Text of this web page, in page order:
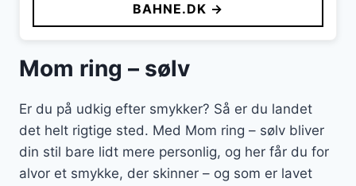
BAHNE.DK →
Mom ring – sølv
Er du på udkig efter smykker? Så er du landet
det helt rigtige sted. Med Mom ring – sølv bliver
din stil bare lidt mere personlig, og her får du for
alvor et smykke, der skinner – og som er lavet